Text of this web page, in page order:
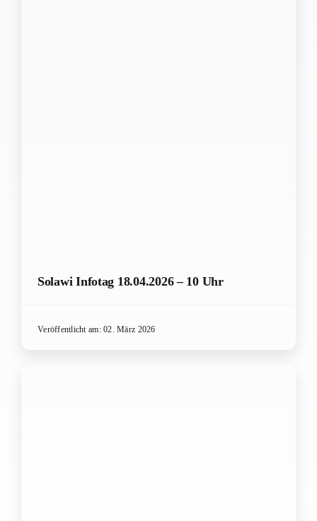
Solawi Infotag 18.04.2026 – 10 Uhr
Veröffentlicht am: 02. März 2026